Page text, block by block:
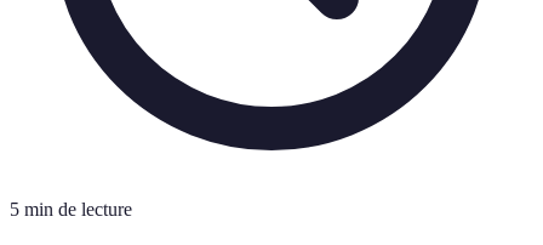
5 min de lecture